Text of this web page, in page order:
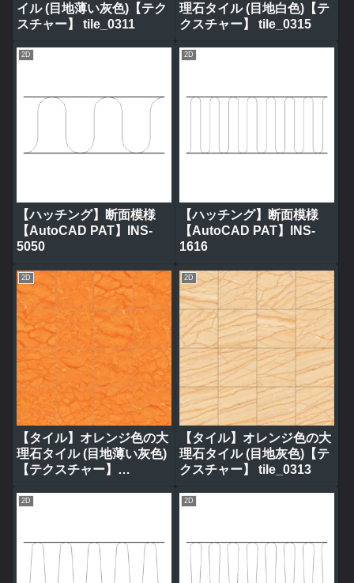
イル (目地薄い灰色)【テク
スチャー】 tile_0311
理石タイル (目地白色)【テ
クスチャー】 tile_0315
2D
【ハッチング】断面模様
【AutoCAD PAT】INS-
5050
2D
【ハッチング】断面模様
【AutoCAD PAT】INS-
1616
2D
【タイル】オレンジ色の大
理石タイル (目地薄い灰色)
【テクスチャー】
2D
【タイル】オレンジ色の大
理石タイル (目地灰色)【テ
クスチャー】 tile_0313
2D 2D